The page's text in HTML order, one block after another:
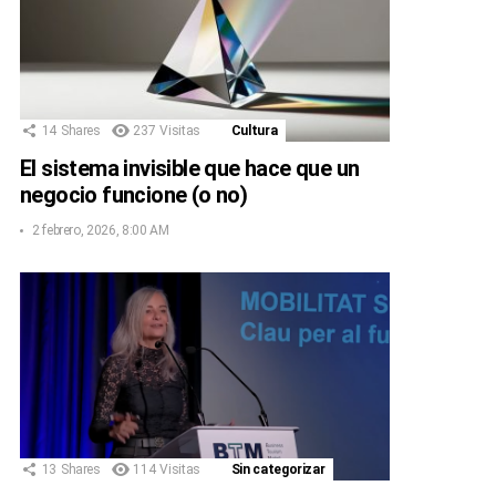
14 Shares 237 Visitas Cultura
El sistema invisible que hace que un
negocio funcione (o no)
2 febrero, 2026, 8:00 AM
13 Shares 114 Visitas Sin categorizar